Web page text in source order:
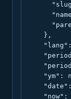
    },
"ym":
"now":